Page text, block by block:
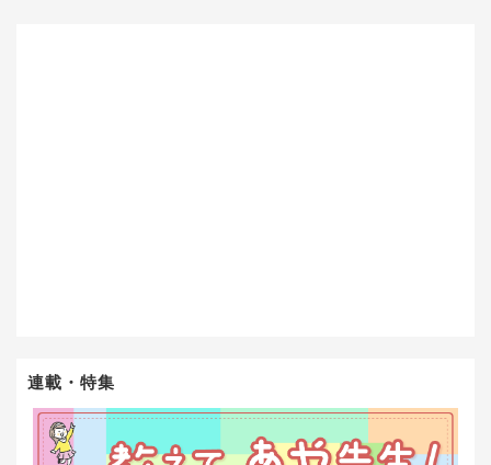
連載・特集